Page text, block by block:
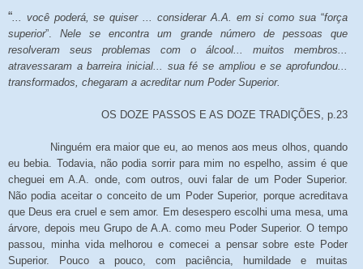
“ ... você poderá, se quiser ... considerar A.A. em si como sua “força
superior”.Nele se encontra um grande número de pessoas que
resolveram seus problemas com o álcool... muitos membros...
atravessaram a barreira inicial... sua fé se ampliou e se aprofundou...
transformados, chegaram a acreditar num Poder Superior.
OS DOZE PASSOS E AS DOZE TRADIÇÕES, p.23
Ninguém era maior que eu, ao menos aos meus olhos, quando
eu bebia. Todavia, não podia sorrir para mim no espelho, assim é que
cheguei em A.A. onde, com outros, ouvi falar de um Poder Superior.
Não podia aceitar o conceito de um Poder Superior, porque acreditava
que Deus era cruel e sem amor. Em desespero escolhi uma mesa, uma
árvore, depois meu Grupo de A.A. como meu Poder Superior. O tempo
passou, minha vida melhorou e comecei a pensar sobre este Poder
Superior. Pouco a pouco, com paciência, humildade e muitas